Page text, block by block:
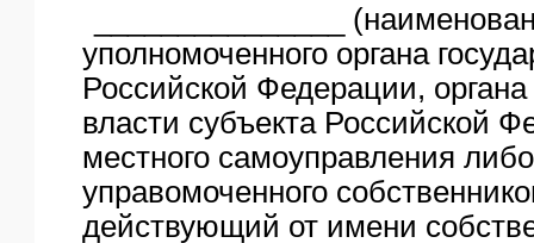
_______________
уполномоченного органа
Российской Федерации, органа
власти субъекта Российской
местного самоуправления
управомоченного
действующий от имени